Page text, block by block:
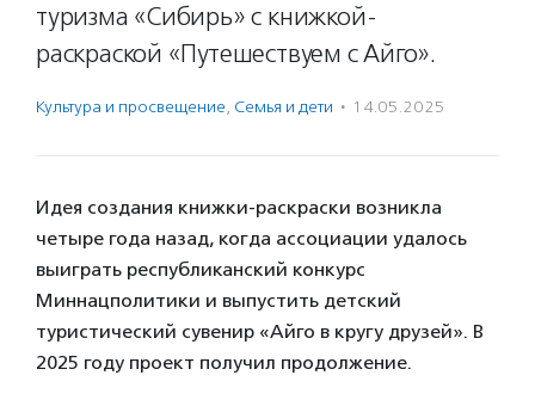
туризма «Сибирь» с книжкой-
раскраской «Путешествуем с Айго».
Культура и просвещение, Семья и дети · 14.05.2025
Идея создания книжки-раскраски возникла
четыре года назад, когда ассоциации удалось
выиграть республиканский конкурс
Миннацполитики и выпустить детский
туристический сувенир «Айго в кругу друзей». В
2025 году проект получил продолжение.